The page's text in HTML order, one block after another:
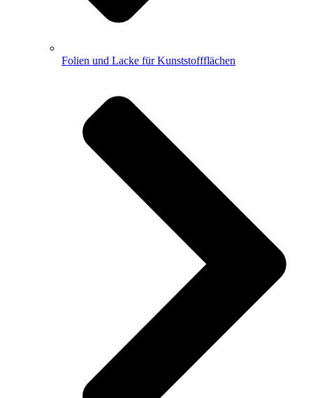
Folien und Lacke für Kunststoffflächen